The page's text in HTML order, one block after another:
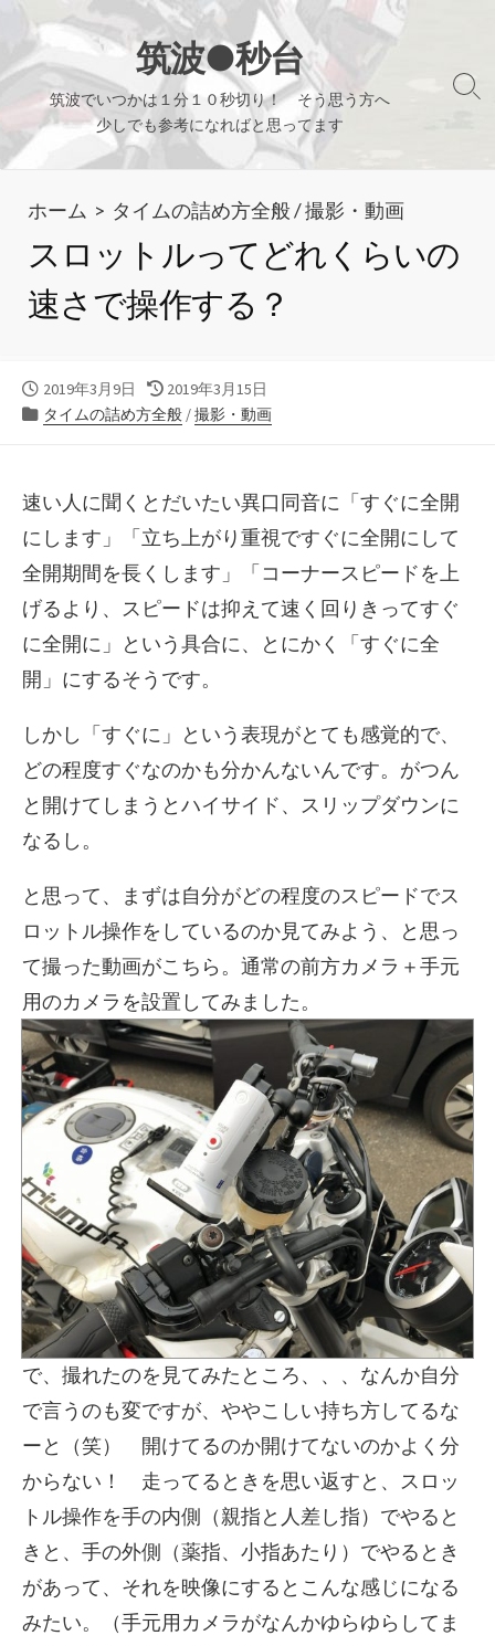
テ
ン
ツ
筑波●秒台
筑波でいつかは１分１０秒切り！ そう思う方へ
少しでも参考になればと思ってます
検
り
ホーム > タイムの詰め方全般/撮影・動画
スロットルってどれくらいの
速さで操作する？
公
開
2019年3月9日
最
終
日
2019年3月15日
カ
ー
タイムの詰め方全般/撮影・動画
速い人に聞くとだいたい異口同音に「すぐに全開
にします」「立ち上がり重視ですぐに全開にして
全開期間を長くします」「コーナースピードを上
げるより、スピードは抑えて速く回りきってすぐ
に全開に」という具合に、とにかく「すぐに全
開」にするそうです。
しかし「すぐに」という表現がとても感覚的で、
どの程度すぐなのかも分かんないんです。がつん
と開けてしまうとハイサイド、スリップダウンに
なるし。
と思って、まずは自分がどの程度のスピードでス
ロットル操作をしているのか見てみよう、と思っ
て撮った動画がこちら。通常の前方カメラ＋手元
用のカメラを設置してみました。
で、撮れたのを見てみたところ、、、なんか自分
で言うのも変ですが、ややこしい持ち方してるな
ーと（笑） 開けてるのか開けてないのかよく分
からない！ 走ってるときを思い返すと、スロッ
トル操作を手の内側（親指と人差し指）でやると
きと、手の外側（薬指、小指あたり）でやるとき
があって、それを映像にするとこんな感じになる
みたい。（手元用カメラがなんかゆらゆらしてま